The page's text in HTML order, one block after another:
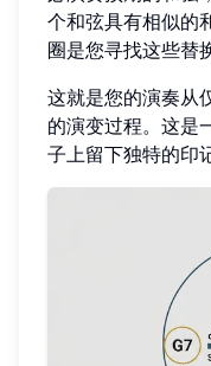
个和弦具有相似的
圈是您寻找这些替
这就是您的演奏从
的演变过程。这是
子上留下独特的印